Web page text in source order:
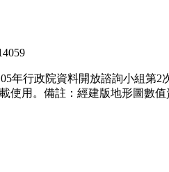
行政院資料開放諮詢小組第
使用。備註：經建版地形圖數